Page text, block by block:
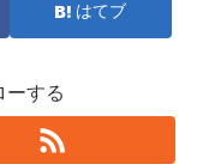
はてブ
ーする